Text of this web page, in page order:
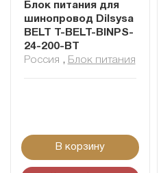
Блок питания для
шинопровод Dilsysа
BELT T-BELT-BINPS-
24-200-BT
Россия , Блок питания
В корзину